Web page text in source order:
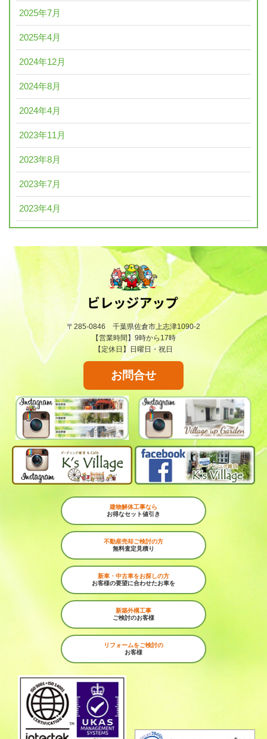
2025年7月
2025年4月
2024年12月
2024年8月
2024年4月
2023年11月
2023年8月
2023年7月
2023年4月
〒285-0846 千葉県佐倉市上志津1090-2
【営業時間】9時から17時
【定休日】日曜日・祝日
お問合せ
建物解体工事なら
お得なセット値引き
不動産売却ご検討の方
無料査定見積り
新車・中古車をお探しの方
お客様の要望に合わせたお車を
新築外構工事
ご検討のお客様
リフォームをご検討の
お客様